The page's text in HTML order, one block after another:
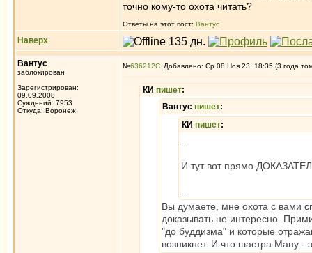
точно кому-то охота читать?
Ответы на этот пост: Вантус
Наверх
Вантус
заблокирован
Зарегистрирован:
09.09.2008
Суждений: 7953
Откуда: Воронеж
№636212 Добавлено: Ср 08 Ноя 23, 18:35 (3 года
КИ пишет:
Вантус пишет:
КИ пишет:
И тут вот прямо
Вы думаете, мне охота с вами
доказывать не интересно.
"до буддизма" и которые
возникнет. И что шастра Ману -